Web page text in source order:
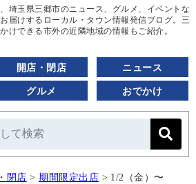
埼玉県三郷市のニュース、グルメ、イベントな
届けするローカル・タウン情報発信ブログ。三
けできる市外の近隣地域の情報もご紹介。
開店・閉店 ニュース
グルメ おでかけ
閉店 > 期間限定出店 > 1/2（金）〜